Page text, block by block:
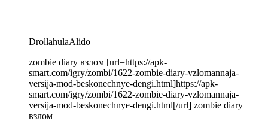
DrollahulaAlido
zombie diary взлом [url=https://apk-
smart.com/igry/zombi/1622-zombie-diary-vzlomannaja-
versija-mod-beskonechnye-dengi.html]https://apk-
smart.com/igry/zombi/1622-zombie-diary-vzlomannaja-
versija-mod-beskonechnye-dengi.html[/url] zombie diary
взлом